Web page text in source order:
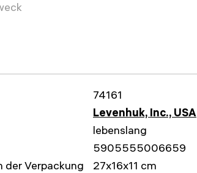
74161
Levenhuk, Inc., USA
lebenslang
5905555006659
der Verpackung
27x16x11 cm